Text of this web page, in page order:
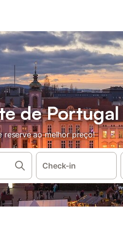
de Portugal
reserve ao melhor preço!
Check-in